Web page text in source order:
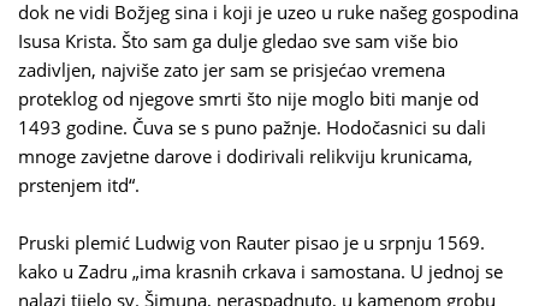
dok ne vidi Božjeg sina i koji je uzeo u ruke našeg gospodina
Isusa Krista. Što sam ga dulje gledao sve sam više bio
zadivljen, najviše zato jer sam se prisjećao vremena
proteklog od njegove smrti što nije moglo biti manje od
1493 godine. Čuva se s puno pažnje. Hodočasnici su dali
mnoge zavjetne darove i dodirivali relikviju krunicama,
prstenjem itd“.
Pruski plemić Ludwig von Rauter pisao je u srpnju 1569.
kako u Zadru „ima krasnih crkava i samostana. U jednoj se
nalazi tijelo sv. Šimuna, neraspadnuto, u kamenom grobu